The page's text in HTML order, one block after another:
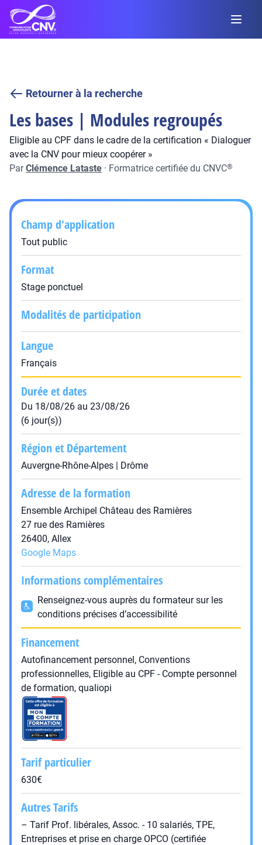
Retourner à la recherche
Les bases | Modules regroupés
Eligible au CPF dans le cadre de la certification « Dialoguer
avec la CNV pour mieux coopérer »
ParClémence Lataste · Formatrice certifiée du CNVC®
Champ d'application
Tout public
Format
Stage ponctuel
Modalités de participation
Langue
Français
Durée et dates
Du 18/08/26 au 23/08/26
(6 jour(s))
Région et Département
Auvergne-Rhône-Alpes | Drôme
Adresse de la formation
Ensemble Archipel Château des Ramières
27 rue des Ramières
26400, Allex
Google Maps
Informations complémentaires
Renseignez-vous auprès du formateur sur les
conditions précises d’accessibilité
Financement
Autofinancement personnel, Conventions
professionnelles, Eligible au CPF - Compte personnel
de formation, qualiopi
Tarif particulier
630€
Autres Tarifs
– Tarif Prof. libérales, Assoc. - 10 salariés, TPE,
Entreprises et prise en charge OPCO (certifiée